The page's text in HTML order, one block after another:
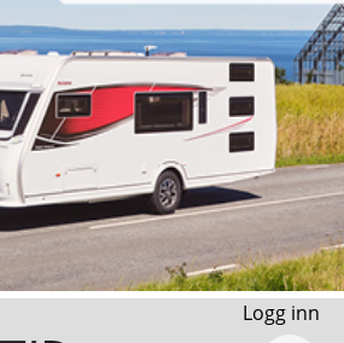
Logg inn